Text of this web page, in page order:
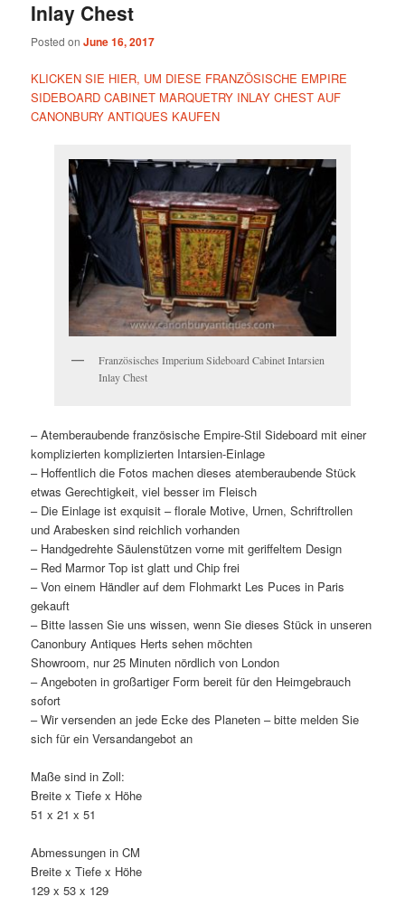
Inlay Chest
Posted onJune 16, 2017
KLICKEN SIE HIER, UM DIESE FRANZÖSISCHE EMPIRE
SIDEBOARD CABINET MARQUETRY INLAY CHEST AUF
CANONBURY ANTIQUES KAUFEN
Französisches Imperium Sideboard Cabinet Intarsien
Inlay Chest
– Atemberaubende französische Empire-Stil Sideboard mit einer
komplizierten komplizierten Intarsien-Einlage
– Hoffentlich die Fotos machen dieses atemberaubende Stück
etwas Gerechtigkeit, viel besser im Fleisch
– Die Einlage ist exquisit – florale Motive, Urnen, Schriftrollen
und Arabesken sind reichlich vorhanden
– Handgedrehte Säulenstützen vorne mit geriffeltem Design
– Red Marmor Top ist glatt und Chip frei
– Von einem Händler auf dem Flohmarkt Les Puces in Paris
gekauft
– Bitte lassen Sie uns wissen, wenn Sie dieses Stück in unseren
Canonbury Antiques Herts sehen möchten
Showroom, nur 25 Minuten nördlich von London
– Angeboten in großartiger Form bereit für den Heimgebrauch
sofort
– Wir versenden an jede Ecke des Planeten – bitte melden Sie
sich für ein Versandangebot an
Maße sind in Zoll:
Breite x Tiefe x Höhe
51 x 21 x 51
Abmessungen in CM
Breite x Tiefe x Höhe
129 x 53 x 129